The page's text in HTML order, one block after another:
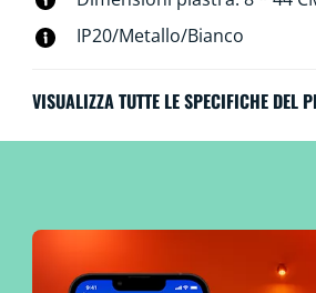
IP20/Metallo/Bianco
VISUALIZZA TUTTE LE SPECIFICHE DEL